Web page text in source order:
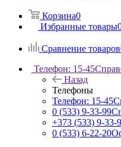
Корзина0
Избранные товары
Сравнение товаров
Телефон: 15-45
Назад
Телефоны
Телефон: 15-45
0 (533) 9-33-99
+373 (533) 9-33-
0 (533) 6-22-20